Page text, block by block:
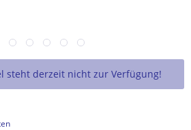
steht derzeit nicht zur Verfügung!